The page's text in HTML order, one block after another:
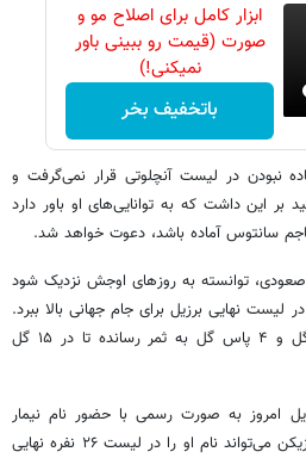
ابزار کامل برای اصلاح مو و
صورت (قیمت رو ببینی باور
نمیکنی!)
باتخفیف بخر
نبودن در لیست آنچلوتی قرار نمی‌گرفت و
بر این داشت که به توانایی‌های او باور دارد
سانتوس آماده باشد، دعوت خواهد شد.
صعودی، توانسته به روزهای اوجش نزدیک شود
لیست نهایی برزیل برای جام جهانی بالا ببرد.
او در ۱۷ بازی اخیر سانتوس، ۱۱ گل و ۴ پاس گل به ثمر رسانده تا در ۱۵ گل
ملی برزیل امروز به صورت رسمی با حضور نام نیمار
اعلام شد و تداوم درخشش این بازیکن می‌تواند نام او را در لیست ۲۶ نفره نهایی